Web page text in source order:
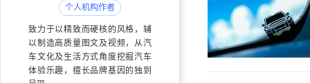
个人机构作者
致力于以精致而硬核的风格，辅
以制造高质量图文及视频，从汽
车文化及生活方式角度挖掘汽车
体验乐趣，擅长品牌基因的独到